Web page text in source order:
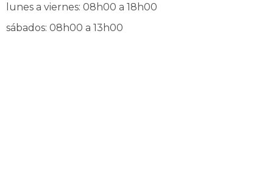
lunes a viernes: 08h00 a 18h00
sábados: 08h00 a 13h00